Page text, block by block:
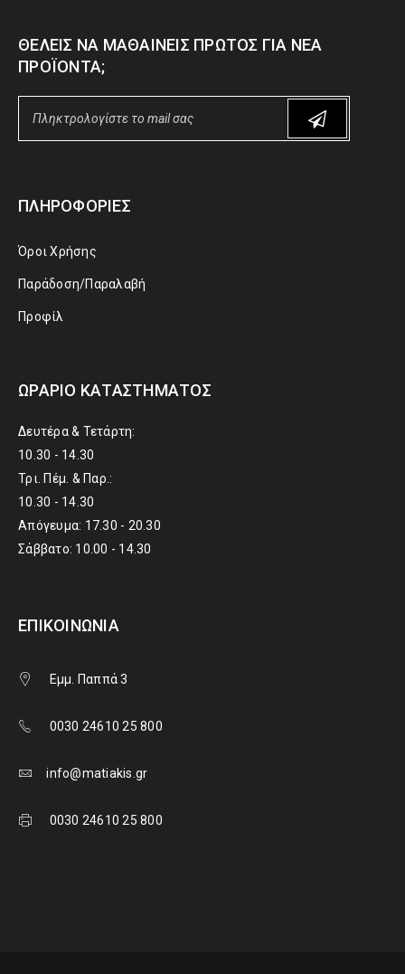
ΘΈΛΕΙΣ ΝΑ ΜΑΘΑΊΝΕΙΣ ΠΡΏΤΟΣ ΓΙΑ ΝΈΑ
ΠΡΟΪΌΝΤΑ;
ΠΛΗΡΟΦΟΡΊΕΣ
Όροι Χρήσης
Παράδοση/Παραλαβή
Προφίλ
ΩΡΆΡΙΟ ΚΑΤΑΣΤΉΜΑΤΟΣ
Δευτέρα & Τετάρτη:
10.30 - 14.30
Τρι. Πέμ. & Παρ.:
10.30 - 14.30
Απόγευμα: 17.30 - 20.30
Σάββατο: 10.00 - 14.30
ΕΠΙΚΟΙΝΩΝΊΑ
Εμμ. Παππά 3
0030 24610 25 800
info@matiakis.gr
0030 24610 25 800